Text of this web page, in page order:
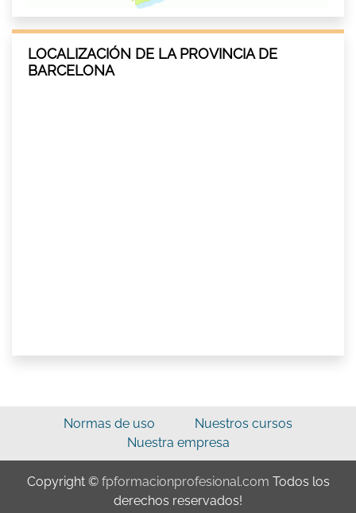
LOCALIZACIÓN DE LA PROVINCIA DE
BARCELONA
Normas de uso
Nuestros cursos
Nuestra empresa
Copyright © fpformacionprofesional.com Todos los
derechos reservados!